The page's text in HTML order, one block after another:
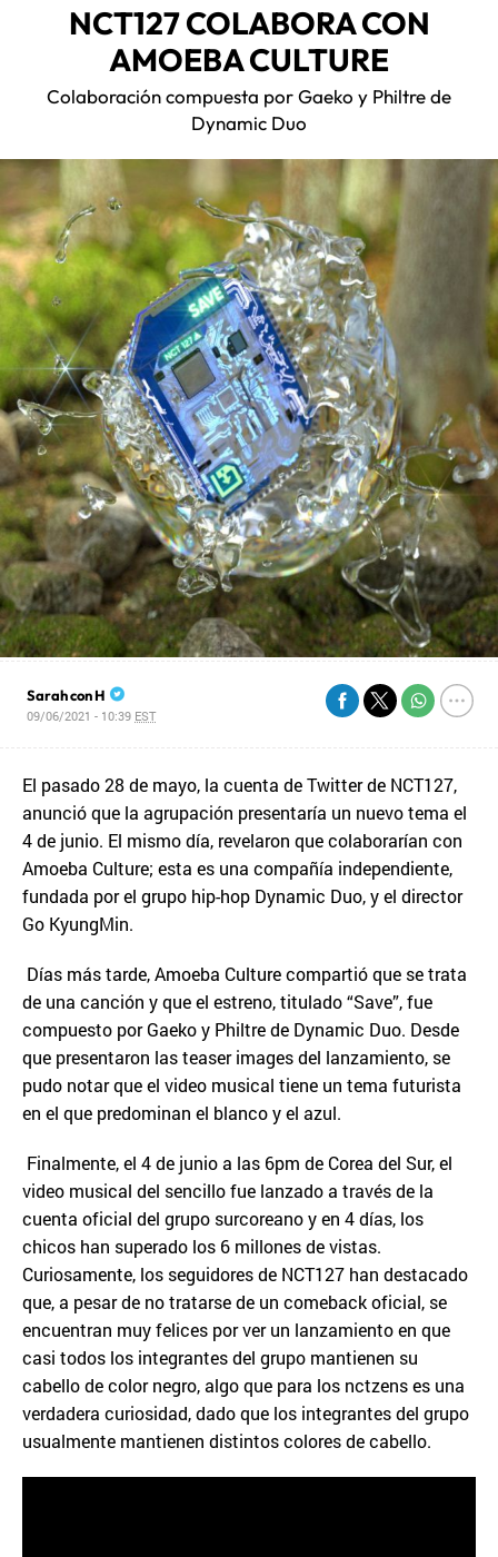
NCT127 COLABORA CON
AMOEBA CULTURE
Colaboración compuesta por Gaeko y Philtre de
Dynamic Duo
Sarah con H
09/06/2021 - 10:39 EST
El pasado 28 de mayo, la cuenta de Twitter de NCT127,
anunció que la agrupación presentaría un nuevo tema el
4 de junio. El mismo día, revelaron que colaborarían con
Amoeba Culture; esta es una compañía independiente,
fundada por el grupo hip-hop Dynamic Duo, y el director
Go KyungMin.
Días más tarde, Amoeba Culture compartió que se trata
de una canción y que el estreno, titulado “Save”, fue
compuesto por Gaeko y Philtre de Dynamic Duo. Desde
que presentaron las teaser images del lanzamiento, se
pudo notar que el video musical tiene un tema futurista
en el que predominan el blanco y el azul.
Finalmente, el 4 de junio a las 6pm de Corea del Sur, el
video musical del sencillo fue lanzado a través de la
cuenta oficial del grupo surcoreano y en 4 días, los
chicos han superado los 6 millones de vistas.
Curiosamente, los seguidores de NCT127 han destacado
que, a pesar de no tratarse de un comeback oficial, se
encuentran muy felices por ver un lanzamiento en que
casi todos los integrantes del grupo mantienen su
cabello de color negro, algo que para los nctzens es una
verdadera curiosidad, dado que los integrantes del grupo
usualmente mantienen distintos colores de cabello.